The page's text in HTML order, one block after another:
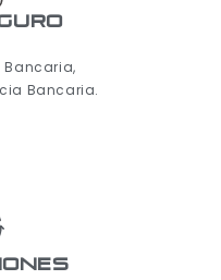
Bancaria,
Bancaria.